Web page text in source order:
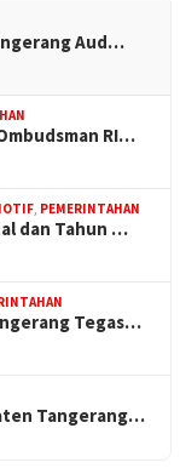
Aud…
RI…
PEMERINTAHAN
dan Tahun …
Tegas…
Tangerang…